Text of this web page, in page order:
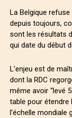
La Belgique
depuis toujours,
sont les résultats
qui date du début
L’enjeu est de
dont la RDC
même avoir “levé
table pour étendre
l’échelle mondiale